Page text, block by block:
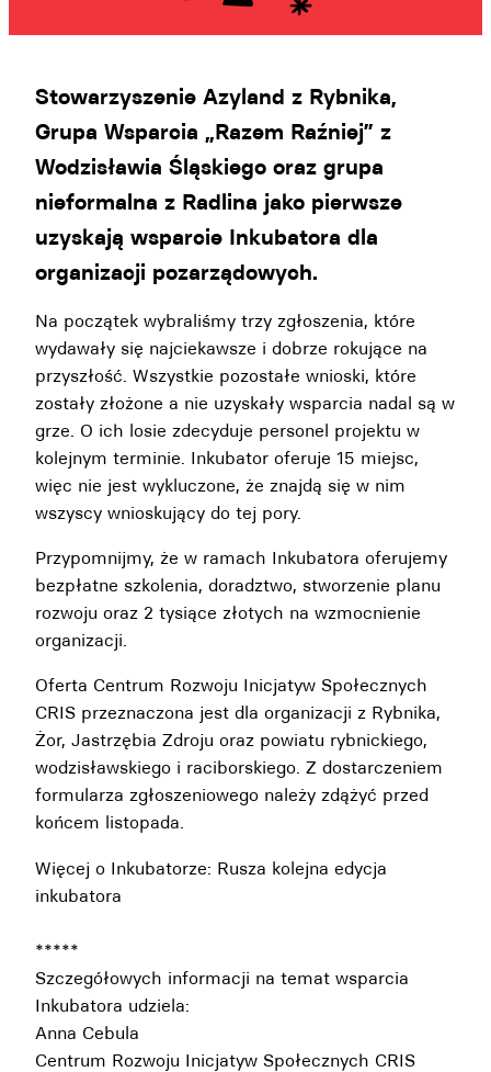
Stowarzyszenie Azyland z Rybnika,
Grupa Wsparcia „Razem Raźniej” z
Wodzisławia Śląskiego oraz grupa
nieformalna z Radlina jako pierwsze
uzyskają wsparcie Inkubatora dla
organizacji pozarządowych.
Na początek wybraliśmy trzy zgłoszenia, które
wydawały się najciekawsze i dobrze rokujące na
przyszłość. Wszystkie pozostałe wnioski, które
zostały złożone a nie uzyskały wsparcia nadal są w
grze. O ich losie zdecyduje personel projektu w
kolejnym terminie. Inkubator oferuje 15 miejsc,
więc nie jest wykluczone, że znajdą się w nim
wszyscy wnioskujący do tej pory.
Przypomnijmy, że w ramach Inkubatora oferujemy
bezpłatne szkolenia, doradztwo, stworzenie planu
rozwoju oraz 2 tysiące złotych na wzmocnienie
organizacji.
Oferta Centrum Rozwoju Inicjatyw Społecznych
CRIS przeznaczona jest dla organizacji z Rybnika,
Żor, Jastrzębia Zdroju oraz powiatu rybnickiego,
wodzisławskiego i raciborskiego. Z dostarczeniem
formularza zgłoszeniowego należy zdążyć przed
końcem listopada.
Więcej o Inkubatorze: Rusza kolejna edycja
inkubatora
*****
Szczegółowych informacji na temat wsparcia
Inkubatora udziela:
Anna Cebula
Centrum Rozwoju Inicjatyw Społecznych CRIS